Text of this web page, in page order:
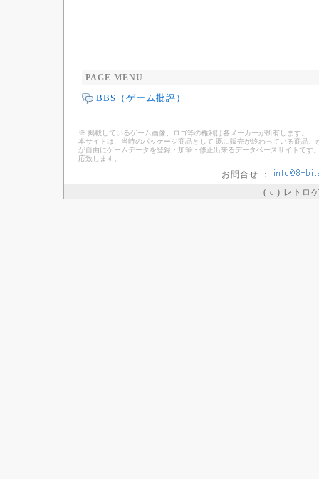
PAGE MENU
BBS（ゲーム批評）
※ 掲載しているゲーム画像、ロゴ等の権利は各メーカーが所有します。
本サイトは、当時のパッケージ商品として 既に販売が終わっている商品
が自由にゲームデータを登録・加筆・修正出来るデータベースサイトで
応致します。
お問合せ ：
( c ) レトロ